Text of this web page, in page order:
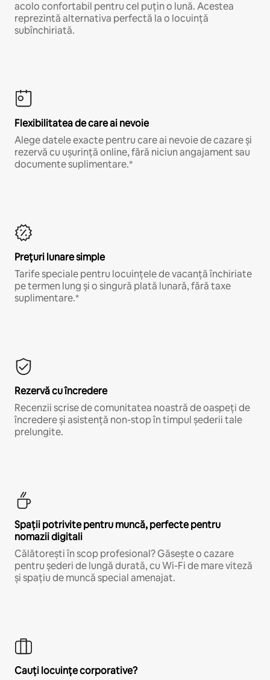
acolo confortabil pentru cel puțin o lună. Acestea
reprezintă alternativa perfectă la o locuință
subînchiriată.
Flexibilitatea de care ai nevoie
Alege datele exacte pentru care ai nevoie de cazare și
rezervă cu ușurință online, fără niciun angajament sau
documente suplimentare.*
Prețuri lunare simple
Tarife speciale pentru locuințele de vacanță închiriate
pe termen lung și o singură plată lunară, fără taxe
suplimentare.*
Rezervă cu încredere
Recenzii scrise de comunitatea noastră de oaspeți de
încredere și asistență non-stop în timpul șederii tale
prelungite.
Spații potrivite pentru muncă, perfecte pentru
nomazii digitali
Călătorești în scop profesional? Găsește o cazare
pentru șederi de lungă durată, cu Wi-Fi de mare viteză
și spațiu de muncă special amenajat.
Cauți locuințe corporative?